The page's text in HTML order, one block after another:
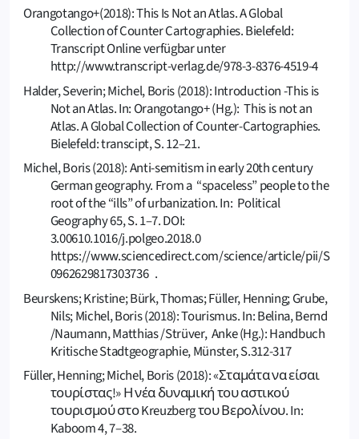
Orangotango+(2018): This Is Not an Atlas. A Global
Collection of Counter Cartographies. Bielefeld:
Transcript Online verfügbar unter
http://www.transcript-verlag.de/978-3-8376-4519-4
Halder, Severin; Michel, Boris (2018): Introduction -This is
Not an Atlas. In: Orangotango+ (Hg.): This is not an
Atlas. A Global Collection of Counter-Cartographies.
Bielefeld: transcipt, S. 12–21.
Michel, Boris (2018): Anti-semitism in early 20th century
German geography. From a “spaceless” people to the
root of the “ills” of urbanization. In: Political
Geography 65, S. 1–7. DOI:
3.00610.1016/j.polgeo.2018.0
https://www.sciencedirect.com/science/article/pii/S
0962629817303736 .
Beurskens; Kristine; Bürk, Thomas; Füller, Henning; Grube,
Nils; Michel, Boris (2018): Tourismus. In: Belina, Bernd
/Naumann, Matthias /Strüver, Anke (Hg.): Handbuch
Kritische Stadtgeographie, Münster, S.312-317
Füller, Henning; Michel, Boris (2018): «Σταμάτα να είσαι
τουρίστας!» Η νέα δυναμική του αστικού
τουρισμού στο Kreuzberg του Βερολίνου. In:
Kaboom 4, 7–38.